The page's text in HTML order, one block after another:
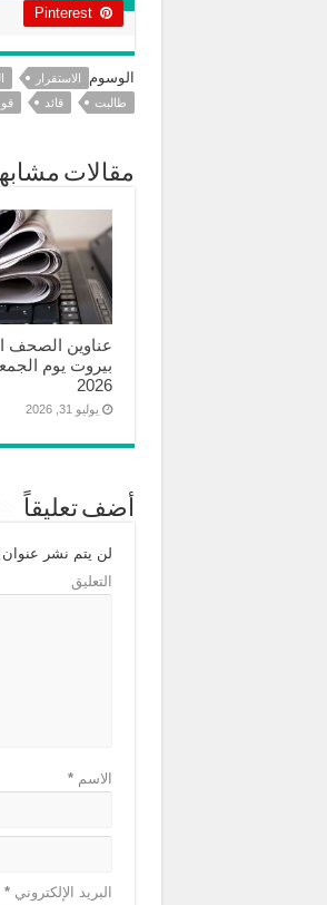
Pinterest
الوسوم الاستقرار
طالبت
قائد
مقالات
عناوين الصحف
2026
يوليو 31, 2026
أضف تعليقاً
لن يتم نشر عنوان
التعليق
الاسم*
البريد الإلكتروني*